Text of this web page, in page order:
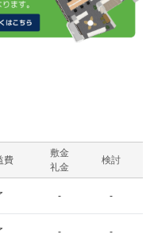
費
敷金
礼金
検討
- -
- -